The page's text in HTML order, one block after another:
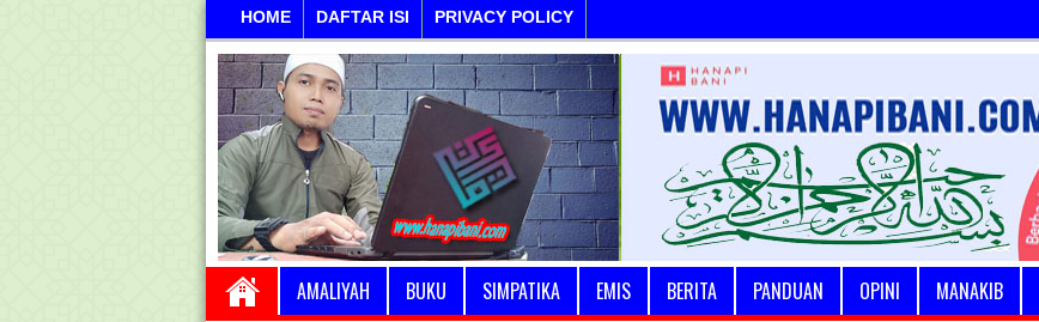
HOME DAFTAR ISI PRIVACY POLICY
AMALIYAH BUKU SIMPATIKA EMIS BERITA PANDUAN OPINI MANAKIB